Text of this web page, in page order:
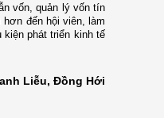
vốn, quản lý vốn tín
hơn đến hội viên, làm
phát triển kinh tế
Liễu, Đồng Hới